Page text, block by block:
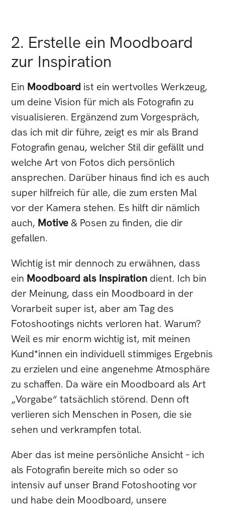
2. Erstelle ein Moodboard
zur Inspiration
Ein Moodboard ist ein wertvolles Werkzeug,
um deine Vision für mich als Fotografin zu
visualisieren. Ergänzend zum Vorgespräch,
das ich mit dir führe, zeigt es mir als Brand
Fotografin genau, welcher Stil dir gefällt und
welche Art von Fotos dich persönlich
ansprechen. Darüber hinaus find ich es auch
super hilfreich für alle, die zum ersten Mal
vor der Kamera stehen. Es hilft dir nämlich
auch, Motive & Posen zu finden, die dir
gefallen.
Wichtig ist mir dennoch zu erwähnen, dass
ein Moodboard als Inspiration dient. Ich bin
der Meinung, dass ein Moodboard in der
Vorarbeit super ist, aber am Tag des
Fotoshootings nichts verloren hat. Warum?
Weil es mir enorm wichtig ist, mit meinen
Kund*innen ein individuell stimmiges Ergebnis
zu erzielen und eine angenehme Atmosphäre
zu schaffen. Da wäre ein Moodboard als Art
„Vorgabe“ tatsächlich störend. Denn oft
verlieren sich Menschen in Posen, die sie
sehen und verkrampfen total.
Aber das ist meine persönliche Ansicht – ich
als Fotografin bereite mich so oder so
intensiv auf unser Brand Fotoshooting vor
und habe dein Moodboard, unsere